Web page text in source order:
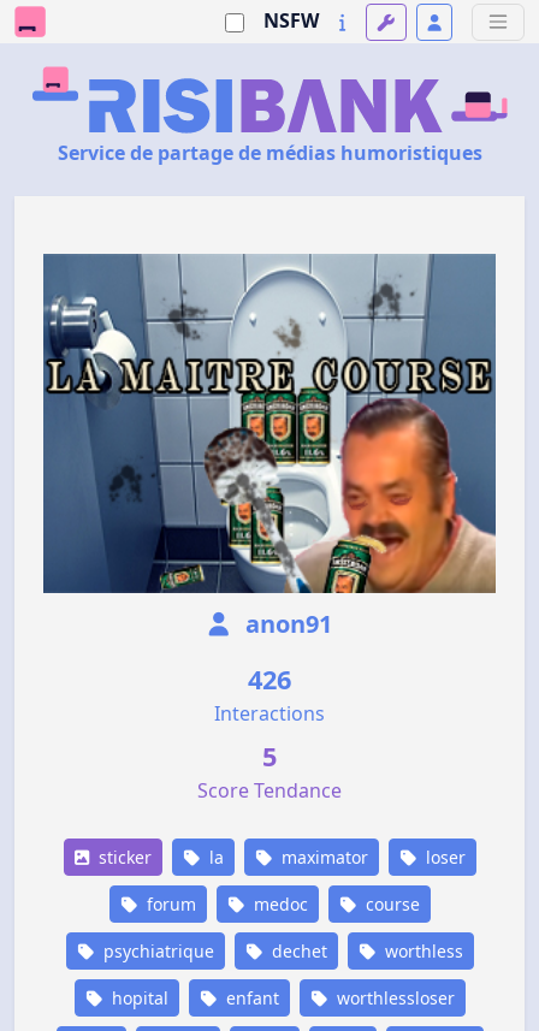
NSFW
Service de partage de médias humoristiques
anon91
426
Interactions
5
Score Tendance
sticker la maximator loser
forum medoc course
psychiatrique dechet worthless
hopital enfant worthlessloser